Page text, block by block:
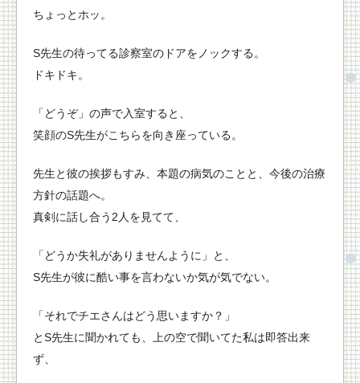
ちょっとホッ。
S先生の待ってる診察室のドアをノックする。
ドキドキ。
「どうぞ」の声で入室すると、
笑顔のS先生がこちらを向き座っている。
先生と彼の挨拶もすみ、本題の病気のことと、今後の治療
方針の話題へ。
真剣に話し合う2人を見てて、
「どうか失礼がありませんように」と、
S先生が彼に酷い事を言わないか気が気でない。
「それでチエさんはどう思いますか？」
とS先生に聞かれても、上の空で聞いてた私は即答出来
ず、